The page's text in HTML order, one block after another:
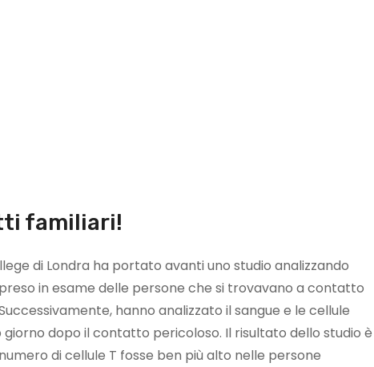
familiari!
di Londra ha portato avanti uno studio analizzando
in esame delle persone che si trovavano a contatto
hanno analizzato il sangue e le cellule
dopo il contatto pericoloso. Il risultato dello studio è
di cellule T fosse ben più alto nelle persone